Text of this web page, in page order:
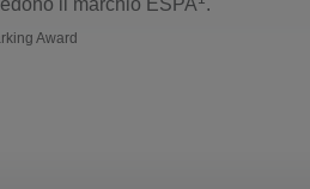
Award